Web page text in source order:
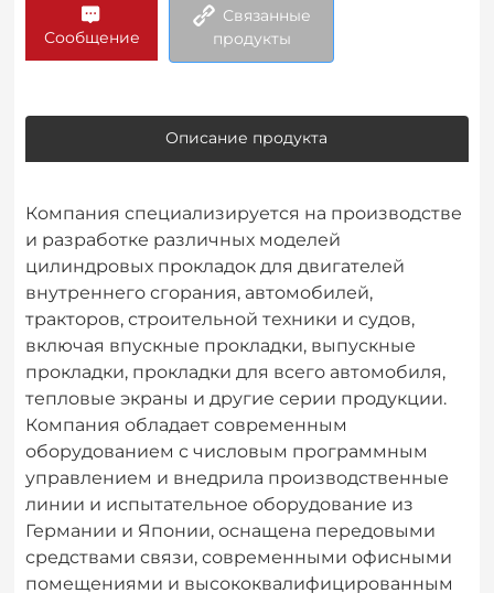
Сообщение
Связанные
продукты
Описание продукта
Компания специализируется на производстве
и разработке различных моделей
цилиндровых прокладок для двигателей
внутреннего сгорания, автомобилей,
тракторов, строительной техники и судов,
включая впускные прокладки, выпускные
прокладки, прокладки для всего автомобиля,
тепловые экраны и другие серии продукции.
Компания обладает современным
оборудованием с числовым программным
управлением и внедрила производственные
линии и испытательное оборудование из
Германии и Японии, оснащена передовыми
средствами связи, современными офисными
помещениями и высококвалифицированным